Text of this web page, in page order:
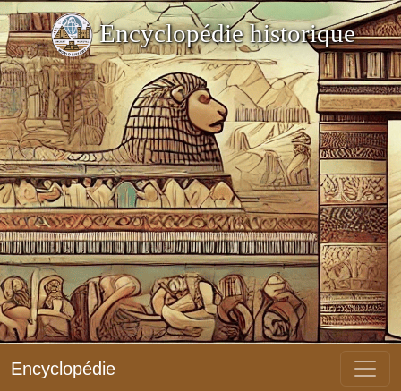
Encyclopédie historique
Encyclopédie